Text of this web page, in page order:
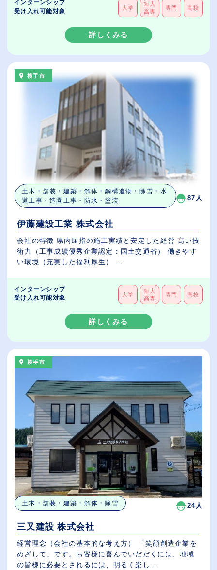
インターンシップ
受け入れ可能対象
大学
短大
高専
専門 高校
詳しくみる
横手市
土木・舗装・建築・解体・鋼構造物・除雪・水
道工事・造園工事・防水・塗装
87人
伊藤建設工業 株式会社
会社の特徴 県内屈指の施工実績と安定した経営 高い技
術力（工事成績優秀企業認定：国土交通省） 働きやす
インターンシップ
受け入れ可能対象
大学
短大
高専
専門 高校
詳しくみる
横手市
土木・舗装・建築・解体・除雪 24人
三又建設 株式会社
経営理念（会社の基本的な考え方） 「笑顔創造企業を
めざして」です。お客様に喜んでいだだくには、地域
の皆様に必要とされるには、明るく楽し...